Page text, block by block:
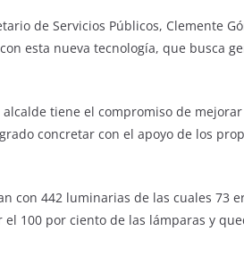
de Servicios Públicos, Clemente
esta nueva tecnología, que busca
tiene el compromiso de
concretar con el apoyo de los
con 442 luminarias de las cuales 73
100 por ciento de las lámparas y